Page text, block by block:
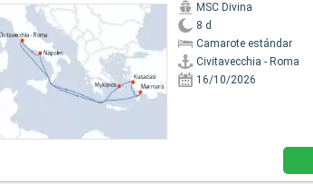
MSC Divina
8 d
Camarote estándar
Civitavecchia - Roma
16/10/2026